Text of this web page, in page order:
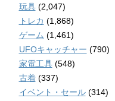
玩具(2,047)
トレカ (1,868)
ゲーム (1,461)
UFOキャッチャー (790)
家電工具(548)
古着(337)
イベント・セール(314)